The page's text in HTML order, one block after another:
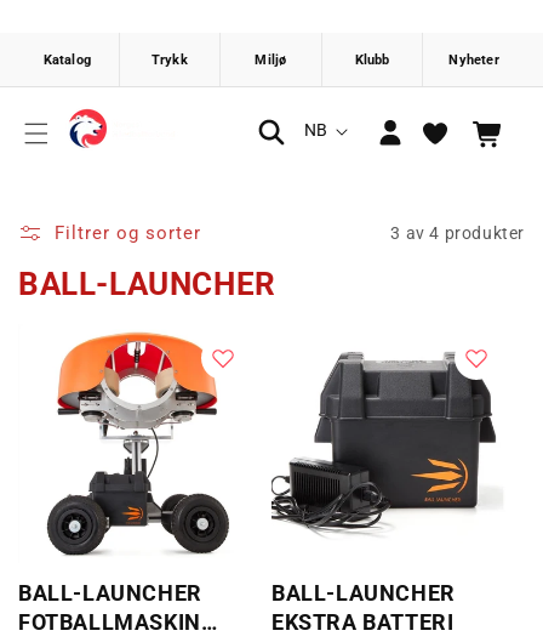
innholdet
S
NB
inn
Handlekurv
Filtrer og sorter 3 av 4 produkter
BALL-LAUNCHER
BALL-LAUNCHER
FOTBALLMASKIN
BALL-LAUNCHER
EKSTRA BATTERI